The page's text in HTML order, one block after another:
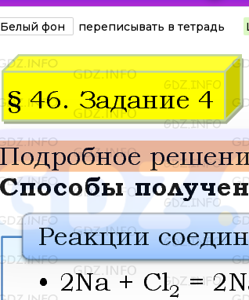
Белый фон переписывать в тетрадь